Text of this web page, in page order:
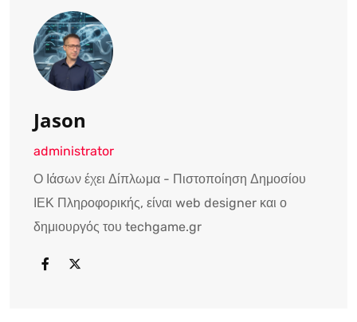
Jason
administrator
Ο Ιάσων έχει Δίπλωμα - Πιστοποίηση Δημοσίου
ΙΕΚ Πληροφορικής, είναι web designer και ο
δημιουργός του techgame.gr